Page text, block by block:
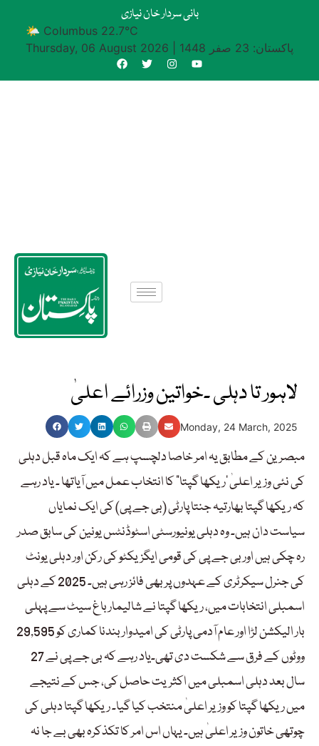
بانی سردار خان نیازی
🌤 Columbus 22.7°C
Thursday, 06 August 2026
پاکستان: 23 صفر 1448
لاہور تا دہلی ۔خواتین وزرائے اعلیٰ
Monday, 24 March, 2025
مبصرین کے مطابق یہ امر خاصا دلچسپ ہے کہ ایک ماہ قبل دہلی
کی نئی وزیر اعلیٰ ’ریکھا گپتا“ کا انتخاب عمل میں آیاتھا ۔ یاد رہے
کہ ریکھا گپتا بھارتیہ جنتا پارٹی (بی جے پی) کی ایک نمایاں
سیاست دان ہیں۔ وہ دہلی یونیورسٹی اسٹوڈنٹس یونین کی سابق صدر
رہ چکی ہیں اور بی جے پی کی قومی ایگزیکٹو کی رکن اور دہلی یونٹ
کی جنرل سیکرٹری کے عہدوں پر بھی فائز رہی ہیں۔ 2025 کے دہلی
اسمبلی انتخابات میں، ریکھا گپتا نے شالیمار باغ سیٹ سے پہلی
بار الیکشن لڑا اور عام آدمی پارٹی کی امیدوار بندنا کماری کو 29,595
ووٹوں کے فرق سے شکست دی تھی۔یاد رہے کہ بی جے پی نے 27
سال بعد دہلی اسمبلی میں اکثریت حاصل کی، جس کے نتیجے
میں ریکھا گپتا کو وزیر اعلیٰ منتخب کیا گیا۔ ریکھا گپتا دہلی کی
چوتھی خاتون وزیر اعلیٰ ہیں۔ یہاں اس امر کا تکذکرہ بھی بے جا نہ